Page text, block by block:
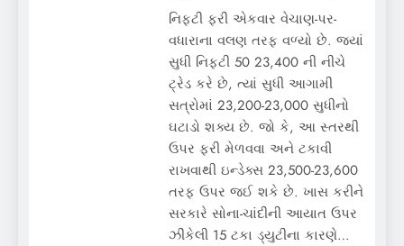
નિફ્ટી ફરી એકવાર વેચાણ-પર-
વધારાના વલણ તરફ વળ્યો છે. જ્યાં
સુધી નિફ્ટી 50 23,400 ની નીચે
ટ્રેડ કરે છે, ત્યાં સુધી આગામી
સત્રોમાં 23,200-23,000 સુધીનો
ઘટાડો શક્ય છે. જો કે, આ સ્તરથી
ઉપર ફરી મેળવવા અને ટકાવી
રાખવાથી ઇન્ડેક્સ 23,500-23,600
તરફ ઉપર જઈ શકે છે. ખાસ કરીને
સરકારે સોના-ચાંદીની આયાત ઉપર
ઝીંકેલી 15 ટકા ડ્યુટીના કારણે…